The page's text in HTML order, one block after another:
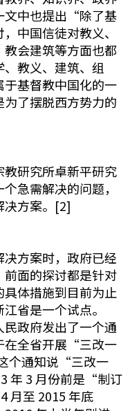
文中也提出“除了基
中国信徒对教义、
会建筑等方面也都
教义、建筑、组
基督教中国化的一
了摆脱西方势力的
研究所卓新平研究
急需解决的问题，
决方案。[2]
方案时，政府已经
面的探讨都是针对
体措施到目前为止
省是一个试点。
民政府发出了一个通
在全省开展“三改一
个通知说“三改一
年 3 月份前是“制订
月至 2015 年底